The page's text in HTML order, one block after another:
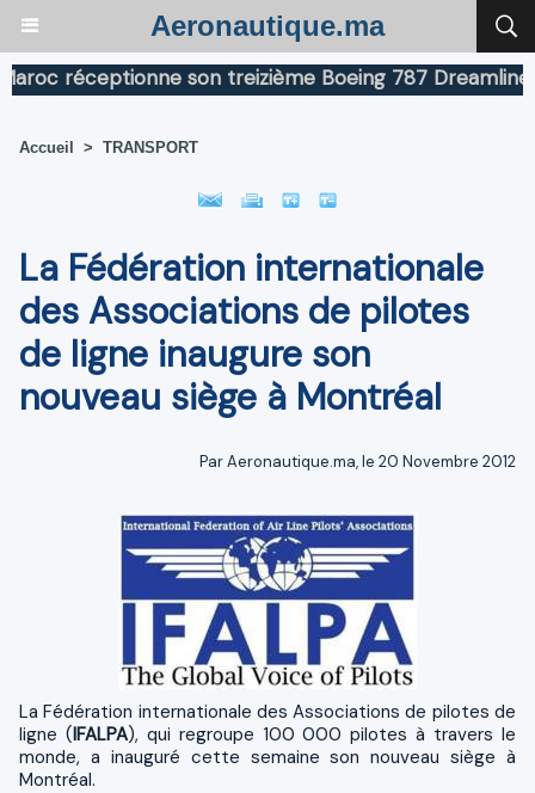
Aeronautique.ma
réceptionne son treizième Boeing 787 Dreamliner
Accueil > TRANSPORT
La Fédération internationale
des Associations de pilotes
de ligne inaugure son
nouveau siège à Montréal
Par Aeronautique.ma, le 20 Novembre 2012
La Fédération internationale des Associations de pilotes de
ligne (IFALPA), qui regroupe 100 000 pilotes à travers le
monde, a inauguré cette semaine son nouveau siège à
Montréal.